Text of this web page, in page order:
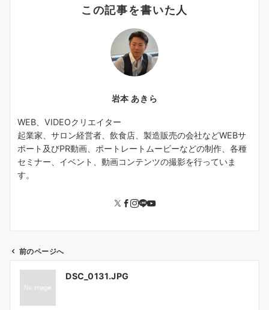
この記事を書いた人
岩本 あきら
WEB、VIDEOクリエイター
起業家、サロン経営者、飲食店、製造販売の会社などWEBサ
ポート及びPR動画、ポートレートムービーなどの制作、各種
セミナー、イベント、動画コンテンツの撮影を行っていま
す。
前のページへ
DSC_0131.JPG